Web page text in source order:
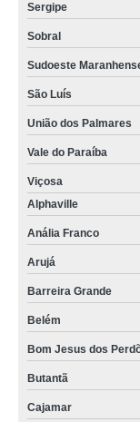
qual o valor de
empacotadora de leite
fornecedor de
empacotadora de leite
qual o valor de
fornecedor de
empacotadora de leite
fornecedor de
embaladora de leite de
embaladora de leite
embaladora de leite de
empacotadora de leite
Sergipe
Sobral
Sudoeste
São Luís
União dos Palmares
Vale do Paraíba
Viçosa
Alphaville
Anália Franco
Arujá
Barreira Grande
Belém
Bom Jesus dos
Butantã
Cajamar